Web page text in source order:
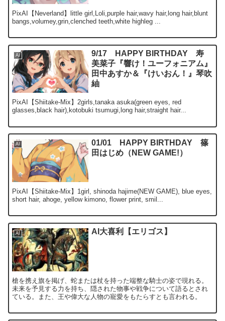
PixAI【Neverland】little girl,Loli,purple hair,wavy hair,long hair,blunt
bangs,volumey,grin,clenched teeth,white highleg ...
AI
9/17 HAPPY BIRTHDAY 寿
美菜子『響け！ユーフォニアム』
田中あすか＆『けいおん！』琴吹
紬
PixAI【Shiitake-Mix】2girls,tanaka asuka(green eyes, red
glasses,black hair),kotobuki tsumugi,long hair,straight hair...
AI
01/01 HAPPY BIRTHDAY 篠
田はじめ（NEW GAME!）
PixAI【Shiitake-Mix】1girl, shinoda hajime(NEW GAME), blue eyes,
short hair, ahoge, yellow kimono, flower print, smil...
AI AI大喜利【エリゴス】
槍を携え旗を掲げ、蛇または杖を持った端整な騎士の姿で現れる。
未来を予見する力を持ち、隠された物事や戦争について語るとされ
ている。また、王や偉大な人物の寵愛をもたらすとも言われる。